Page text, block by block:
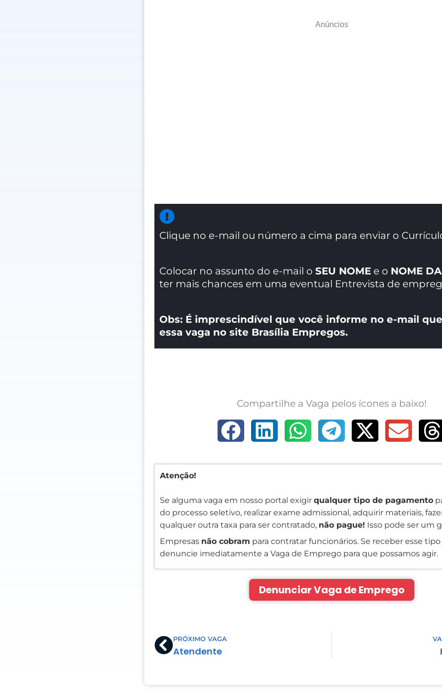
Anúncios
Clique no e-mail ou número a cima para enviar o
Colocar no assunto do e-mail oSEU NOME e o NOME
ter mais chances em uma eventual Entrevista de
Obs: É imprescindível que você informe no e-mail
essa vaga no site Brasília Empregos.
Compartilhe a Vaga pelos ícones a baixo!
Atenção!
Se alguma vaga em nosso portal exigirqualquer tipo de pagamento
do processo seletivo, realizar exame admissional, adquirir materiais,
qualquer outra taxa para ser contratado, não pague! Isso pode ser um
Empresas não cobram para contratar funcionários. Se receber esse
denuncie imediatamente a Vaga de Emprego para que possamos agir.
Denunciar Vaga de Emprego
PrevPRÓXIMO VAGA
Atendente